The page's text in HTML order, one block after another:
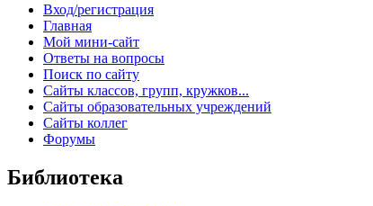
Вход/регистрация
Главная
Мой мини-сайт
Ответы на вопросы
Поиск по сайту
Сайты классов, групп, кружков...
Сайты образовательных учреждений
Сайты коллег
Форумы
Библиотека